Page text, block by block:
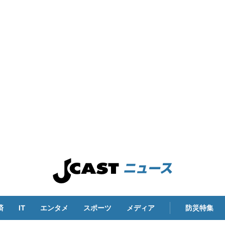
IT エンタメ スポーツ メディア 防災特集